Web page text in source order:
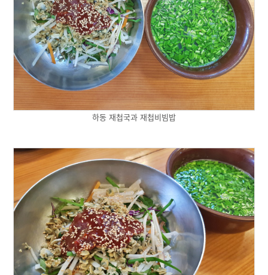
하동 재첩국과 재첩비빔밥